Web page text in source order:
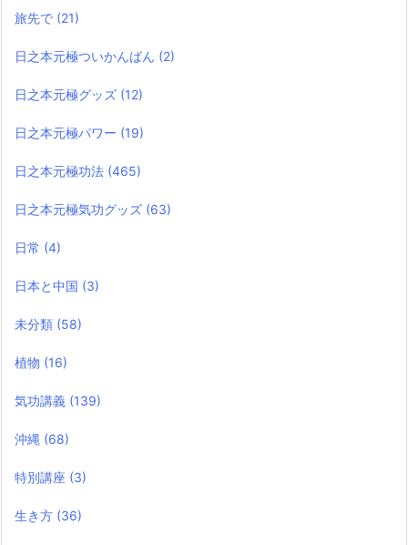
旅先で (21)
日之本元極ついかんばん (2)
日之本元極グッズ (12)
日之本元極パワー (19)
日之本元極功法 (465)
日之本元極気功グッズ (63)
日常 (4)
日本と中国 (3)
未分類 (58)
植物 (16)
気功講義 (139)
沖縄 (68)
特別講座 (3)
生き方 (36)